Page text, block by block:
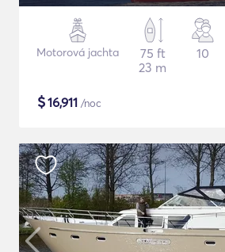
Motorová jachta
75 ft
23 m
10
$16,911 /noc